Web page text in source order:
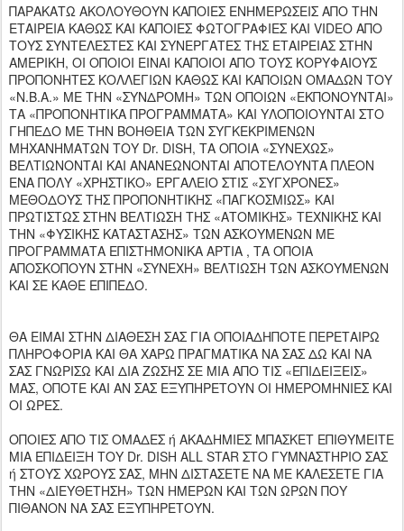
ΠΑΡΑΚΑΤΩ ΑΚΟΛΟΥΘΟΥΝ ΚΑΠΟΙΕΣ ΕΝΗΜΕΡΩΣΕΙΣ ΑΠΟ ΤΗΝ
ΕΤΑΙΡΕΙΑ ΚΑΘΩΣ ΚΑΙ ΚΑΠΟΙΕΣ ΦΩΤΟΓΡΑΦΙΕΣ ΚΑΙ VIDEO ΑΠΟ
ΤΟΥΣ ΣΥΝΤΕΛΕΣΤΕΣ ΚΑΙ ΣΥΝΕΡΓΑΤΕΣ ΤΗΣ ΕΤΑΙΡΕΙΑΣ ΣΤΗΝ
ΑΜΕΡΙΚΗ, ΟΙ ΟΠΟΙΟΙ ΕΙΝΑΙ ΚΑΠΟΙΟΙ ΑΠΟ ΤΟΥΣ ΚΟΡΥΦΑΙΟΥΣ
ΠΡΟΠΟΝΗΤΕΣ ΚΟΛΛΕΓΙΩΝ ΚΑΘΩΣ ΚΑΙ ΚΑΠΟΙΩΝ ΟΜΑΔΩΝ ΤΟΥ
«Ν.Β.Α.» ΜΕ ΤΗΝ «ΣΥΝΔΡΟΜΗ» ΤΩΝ ΟΠΟΙΩΝ «ΕΚΠΟΝΟΥΝΤΑΙ»
ΤΑ «ΠΡΟΠΟΝΗΤΙΚΑ ΠΡΟΓΡΑΜΜΑΤΑ» ΚΑΙ ΥΛΟΠΟΙΟΥΝΤΑΙ ΣΤΟ
ΓΗΠΕΔΟ ΜΕ ΤΗΝ ΒΟΗΘΕΙΑ ΤΩΝ ΣΥΓΚΕΚΡΙΜΕΝΩΝ
ΜΗΧΑΝΗΜΑΤΩΝ ΤΟΥ Dr. DISH, ΤΑ ΟΠΟΙΑ «ΣΥΝΕΧΩΣ»
ΒΕΛΤΙΩΝΟΝΤΑΙ ΚΑΙ ΑΝΑΝΕΩΝΟΝΤΑΙ ΑΠΟΤΕΛΟΥΝΤΑ ΠΛΕΟΝ
ΕΝΑ ΠΟΛΥ «ΧΡΗΣΤΙΚΟ» ΕΡΓΑΛΕΙΟ ΣΤΙΣ «ΣΥΓΧΡΟΝΕΣ»
ΜΕΘΟΔΟΥΣ ΤΗΣ ΠΡΟΠΟΝΗΤΙΚΗΣ «ΠΑΓΚΟΣΜΙΩΣ» ΚΑΙ
ΠΡΩΤΙΣΤΩΣ ΣΤΗΝ ΒΕΛΤΙΩΣΗ ΤΗΣ «ΑΤΟΜΙΚΗΣ» ΤΕΧΝΙΚΗΣ ΚΑΙ
ΤΗΝ «ΦΥΣΙΚΗΣ ΚΑΤΑΣΤΑΣΗΣ» ΤΩΝ ΑΣΚΟΥΜΕΝΩΝ ΜΕ
ΠΡΟΓΡΑΜΜΑΤΑ ΕΠΙΣΤΗΜΟΝΙΚΑ ΑΡΤΙΑ , ΤΑ ΟΠΟΙΑ
ΑΠΟΣΚΟΠΟΥΝ ΣΤΗΝ «ΣΥΝΕΧΗ» ΒΕΛΤΙΩΣΗ ΤΩΝ ΑΣΚΟΥΜΕΝΩΝ
ΚΑΙ ΣΕ ΚΑΘΕ ΕΠΙΠΕΔΟ.
ΘΑ ΕΙΜΑΙ ΣΤΗΝ ΔΙΑΘΕΣΗ ΣΑΣ ΓΙΑ ΟΠΟΙΑΔΗΠΟΤΕ ΠΕΡΕΤΑΙΡΩ
ΠΛΗΡΟΦΟΡΙΑ ΚΑΙ ΘΑ ΧΑΡΩ ΠΡΑΓΜΑΤΙΚΑ ΝΑ ΣΑΣ ΔΩ ΚΑΙ ΝΑ
ΣΑΣ ΓΝΩΡΙΣΩ ΚΑΙ ΔΙΑ ΖΩΣΗΣ ΣΕ ΜΙΑ ΑΠΟ ΤΙΣ «ΕΠΙΔΕΙΞΕΙΣ»
ΜΑΣ, ΟΠΟΤΕ ΚΑΙ ΑΝ ΣΑΣ ΕΞΥΠΗΡΕΤΟΥΝ ΟΙ ΗΜΕΡΟΜΗΝΙΕΣ ΚΑΙ
ΟΙ ΩΡΕΣ.
ΟΠΟΙΕΣ ΑΠΟ ΤΙΣ ΟΜΑΔΕΣ ή ΑΚΑΔΗΜΙΕΣ ΜΠΑΣΚΕΤ ΕΠΙΘΥΜΕΙΤΕ
ΜΙΑ ΕΠΙΔΕΙΞΗ ΤΟΥ Dr. DISH ALL STAR ΣΤΟ ΓΥΜΝΑΣΤΗΡΙΟ ΣΑΣ
ή ΣΤΟΥΣ ΧΩΡΟΥΣ ΣΑΣ, ΜΗΝ ΔΙΣΤΑΣΕΤΕ ΝΑ ΜΕ ΚΑΛΕΣΕΤΕ ΓΙΑ
ΤΗΝ «ΔΙΕΥΘΕΤΗΣΗ» ΤΩΝ ΗΜΕΡΩΝ ΚΑΙ ΤΩΝ ΩΡΩΝ ΠΟΥ
ΠΙΘΑΝΟΝ ΝΑ ΣΑΣ ΕΞΥΠΗΡΕΤΟΥΝ.